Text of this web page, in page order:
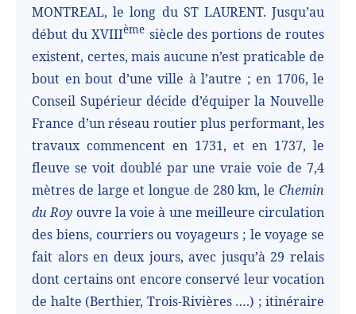
MONTREAL, le long du ST LAURENT. Jusqu’au
début du XVIIIème siècle des portions de routes
existent, certes, mais aucune n’est praticable de
bout en bout d’une ville à l’autre ; en 1706, le
Conseil Supérieur décide d’équiper la Nouvelle
France d’un réseau routier plus performant, les
travaux commencent en 1731, et en 1737, le
fleuve se voit doublé par une vraie voie de 7,4
mètres de large et longue de 280 km, le Chemin
du Roy ouvre la voie à une meilleure circulation
des biens, courriers ou voyageurs ; le voyage se
fait alors en deux jours, avec jusqu’à 29 relais
dont certains ont encore conservé leur vocation
de halte (Berthier, Trois-Rivières ….) ; itinéraire